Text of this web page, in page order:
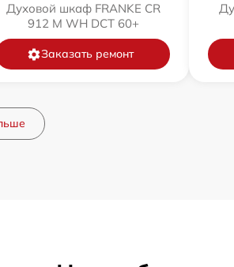
Духовой шкаф FRANKE CR
912 M WH DCT 60+
Заказать ремонт